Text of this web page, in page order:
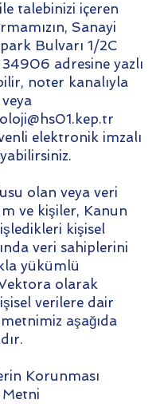
talebinizi içeren
Sanayi
Bulvarı 1/2C
34906 adresine yazlı
noter kanalıyla
elektronik imzalı
olan veya veri
ve kişiler, Kanun
kişisel
veri sahiplerini
yükümlü
Vektora olarak
verilere dair
aşağıda
Korunması